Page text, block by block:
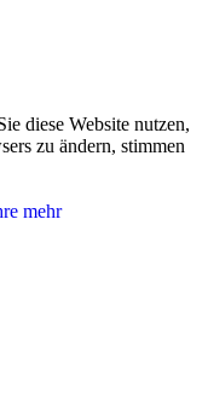
diese Website nutzen,
zu ändern, stimmen
mehr